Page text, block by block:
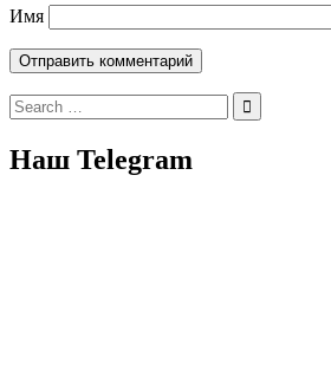
Имя
Search
for:
Наш Telegram